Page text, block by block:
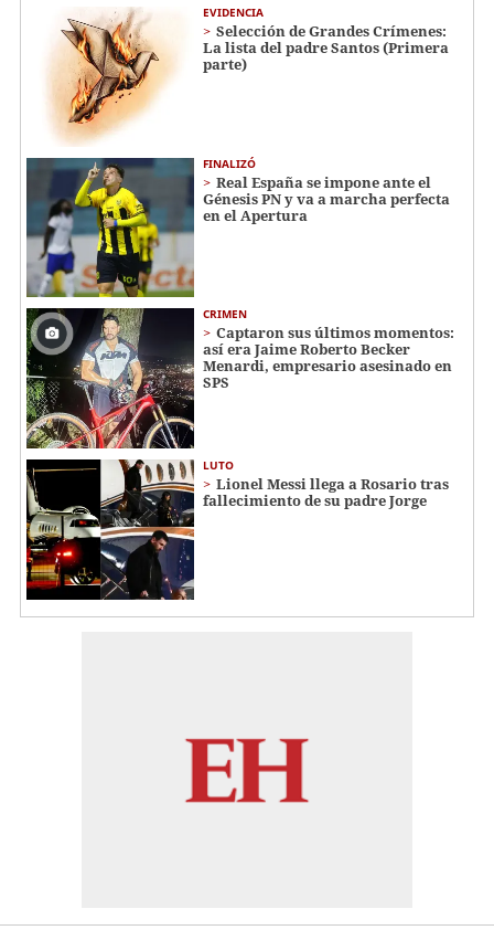
EVIDENCIA
Selección de Grandes Crímenes:
La lista del padre Santos (Primera
parte)
FINALIZÓ
Real España se impone ante el
Génesis PN y va a marcha perfecta
en el Apertura
CRIMEN
Captaron sus últimos momentos:
así era Jaime Roberto Becker
Menardi​​​, empresario asesinado en
SPS
LUTO
Lionel Messi llega a Rosario tras
fallecimiento de su padre Jorge